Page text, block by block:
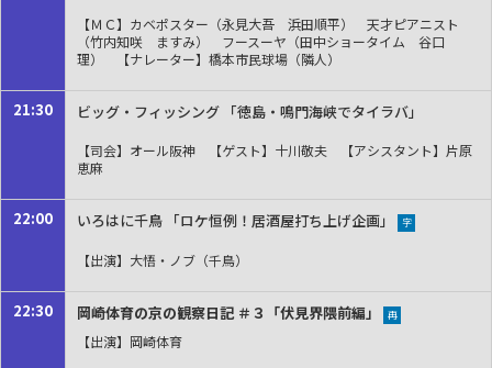
【ＭＣ】カベポスター（永見大吾 浜田順平） 天才ピアニスト
（竹内知咲 ますみ） フースーヤ（田中ショータイム 谷口
理） 【ナレーター】橋本市民球場（隣人）
21:30 ビッグ・フィッシング 「徳島・鳴門海峡でタイラバ」
【司会】オール阪神 【ゲスト】十川敬夫 【アシスタント】片原
恵麻
22:00 いろはに千鳥 「ロケ恒例！居酒屋打ち上げ企画」 字
【出演】大悟・ノブ（千鳥）
22:30 岡崎体育の京の観察日記 ＃３「伏見界隈前編」 再
【出演】岡崎体育